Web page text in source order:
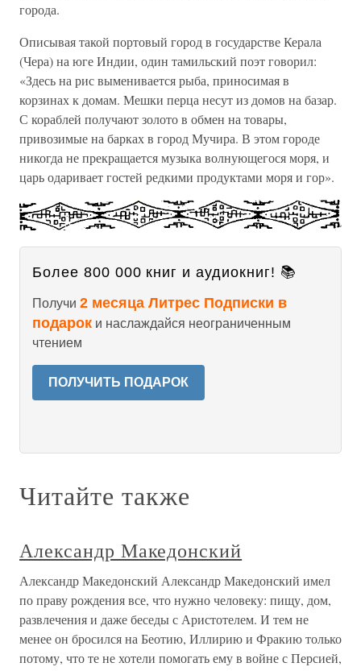
города.
Описывая такой портовый город в государстве Керала
(Чера) на юге Индии, один тамильский поэт говорил:
«Здесь на рис выменивается рыба, приносимая в
корзинах к домам. Мешки перца несут из домов на базар.
С кораблей получают золото в обмен на товары,
привозимые на барках в город Мучира. В этом городе
никогда не прекращается музыка волнующегося моря, и
царь одаривает гостей редкими продуктами моря и гор».
Более 800 000 книг и аудиокниг! 📚
Получи 2 месяца Литрес Подписки в
подарок и наслаждайся неограниченным
чтением
ПОЛУЧИТЬ ПОДАРОК
Читайте также
Александр Македонский
Александр Македонский Александр Македонский имел
по праву рождения все, что нужно человеку: пищу, дом,
развлечения и даже беседы с Аристотелем. И тем не
менее он бросился на Беотию, Иллирию и Фракию только
потому, что те не хотели помогать ему в войне с Персией,